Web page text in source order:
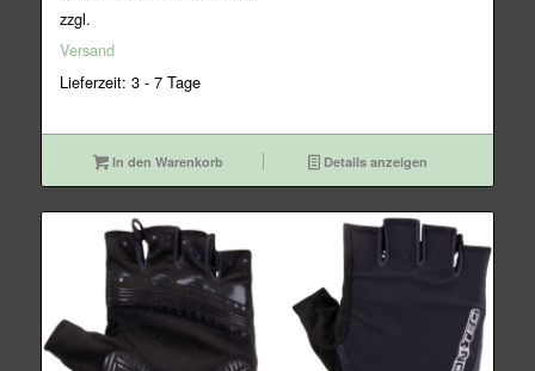
zzgl.
Versand
Lieferzeit: 3 - 7 Tage
In den Warenkorb Details anzeigen